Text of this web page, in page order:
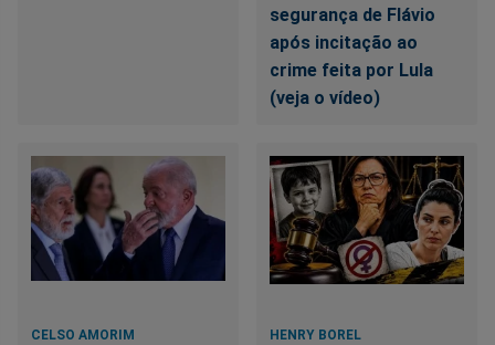
segurança de Flávio
após incitação ao
crime feita por Lula
(veja o vídeo)
CELSO AMORIM HENRY BOREL